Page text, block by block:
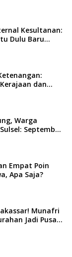
Kesultanan:
Dulu Baru
dan
Warga
September
Empat Poin
Apa Saja?
Munafri
Jadi Pusat